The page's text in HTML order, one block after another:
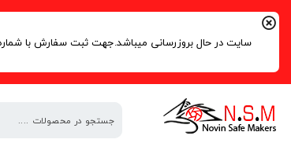
سایت در حال بروزرسانی میباشد.جهت ثبت سفارش با شماره 09044654433 | 02191016261 تماس حاصل